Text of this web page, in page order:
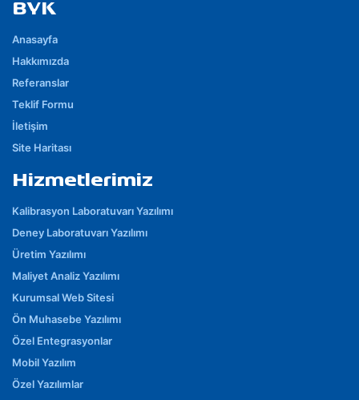
BYK
Anasayfa
Hakkımızda
Referanslar
Teklif Formu
İletişim
Site Haritası
Hizmetlerimiz
Kalibrasyon Laboratuvarı Yazılımı
Deney Laboratuvarı Yazılımı
Üretim Yazılımı
Maliyet Analiz Yazılımı
Kurumsal Web Sitesi
Ön Muhasebe Yazılımı
Özel Entegrasyonlar
Mobil Yazılım
Özel Yazılımlar